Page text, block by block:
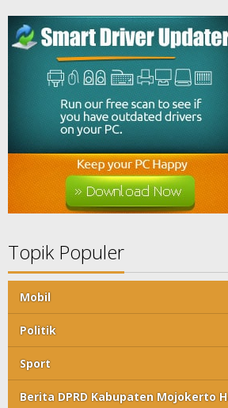
Topik Populer
Mobil
Politik
Sport
Berita DPRD Kabupaten Mojokerto